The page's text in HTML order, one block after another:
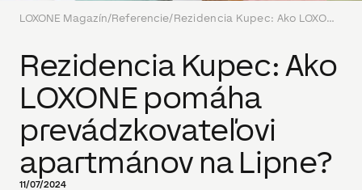
LOXONE Magazín/Referencie/ Rezidencia Kupec: Ako LOXONE pomáha prevádzkovateľovi apartmánov na Lipne?
Rezidencia Kupec: Ako
LOXONE pomáha
prevádzkovateľovi
apartmánov na Lipne?
11/07/2024